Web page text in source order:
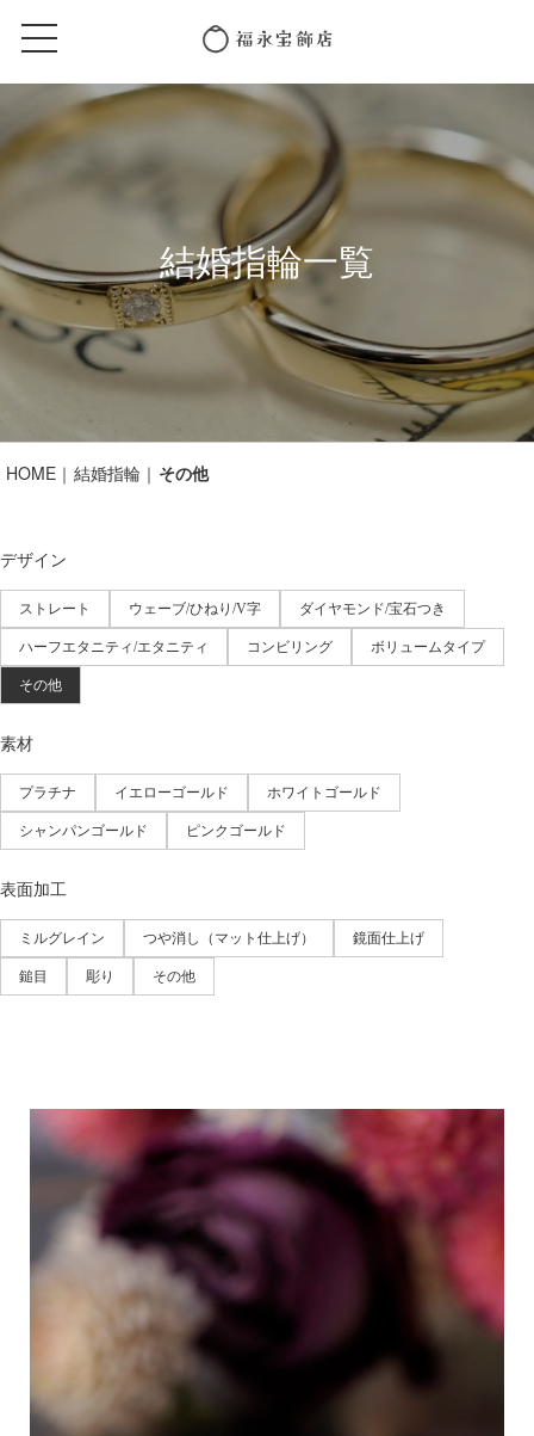
結婚指輪一覧
HOME 結婚指輪 その他
デザイン
ストレート ウェーブ/ひねり/V字 ダイヤモンド/宝石つき
ハーフエタニティ/エタニティ コンビリング ボリュームタイプ
その他
素材
プラチナ イエローゴールド ホワイトゴールド
シャンパンゴールド ピンクゴールド
表面加工
ミルグレイン つや消し（マット仕上げ） 鏡面仕上げ
鎚目 彫り その他